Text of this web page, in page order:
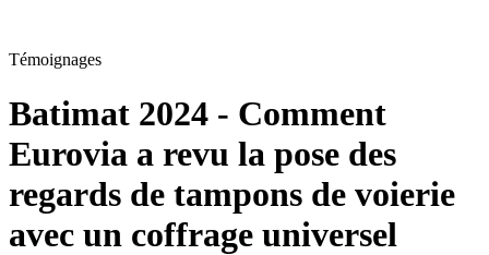
Témoignages
Batimat 2024 - Comment
Eurovia a revu la pose des
regards de tampons de voierie
avec un coffrage universel